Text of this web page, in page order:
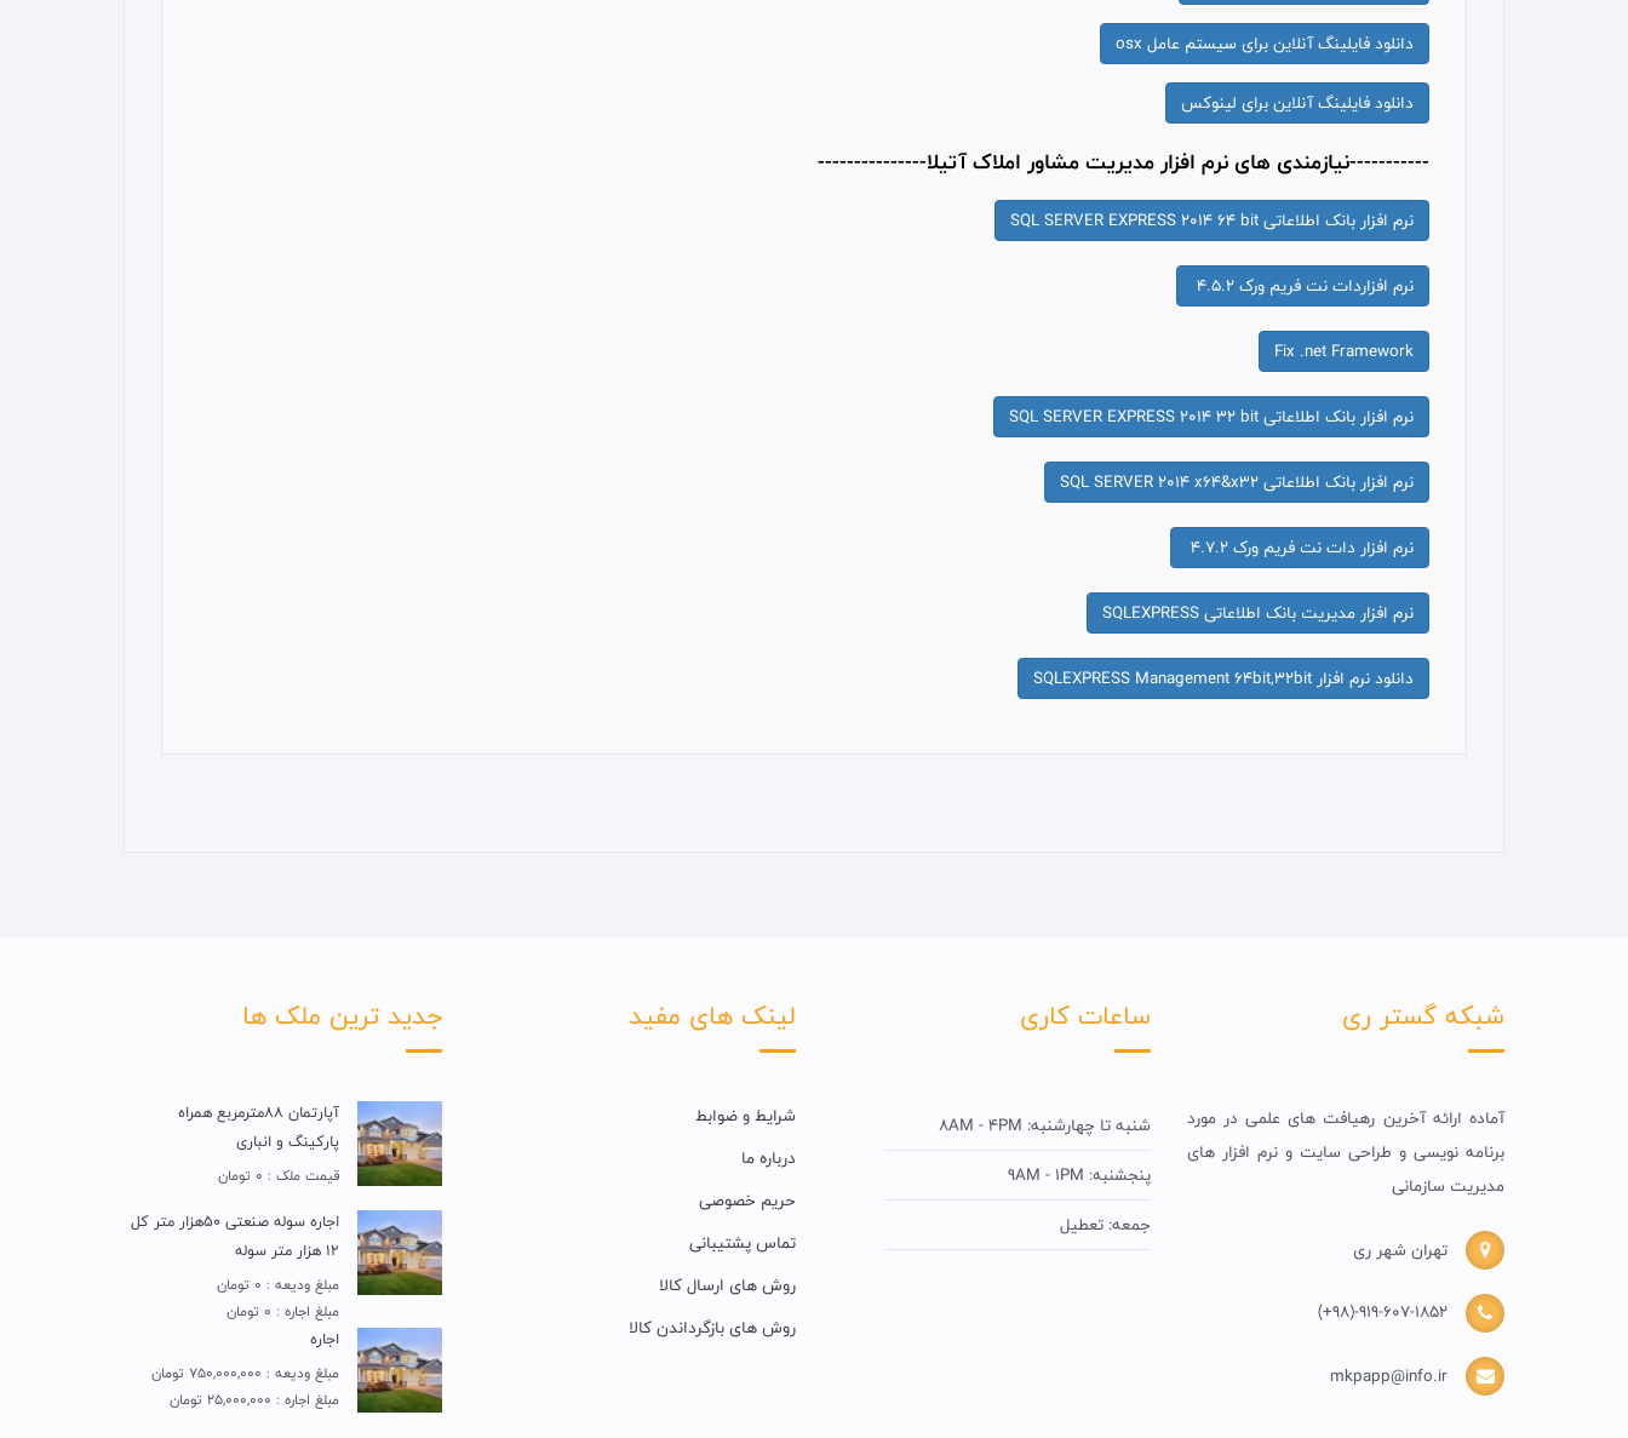
دانلود فایلینگ آنلاین برای سیستم عامل osx
دانلود فایلینگ آنلاین برای لینوکس
-----------نیازمندی های نرم افزار مدیریت مشاور املاک آتیلا---------------
نرم افزار بانک اطلاعاتی SQL SERVER EXPRESS 2014 64 bit
نرم افزاردات نت فریم ورک 4.5.2
Fix .net Framework
نرم افزار بانک اطلاعاتی SQL SERVER EXPRESS 2014 32 bit
نرم افزار بانک اطلاعاتی SQL SERVER 2014 x64&x32
نرم افزار دات نت فریم ورک 4.7.2
نرم افزار مدیریت بانک اطلاعاتی SQLEXPRESS
دانلود نرم افزار SQLEXPRESS Management 64bit,32bit
شبکه گستر ری
آماده ارائه آخرین رهیافت های علمی در مورد
برنامه نویسی و طراحی سایت و نرم افزار های
مدیریت سازمانی
تهران شهر ری
(+98)-919-607-1852
mkpapp@info.ir
ساعات کاری
شنبه تا چهارشنبه: 8AM - 4PM
پنجشنبه: 9AM - 1PM
جمعه: تعطیل
لینک های مفید
شرایط و ضوابط
درباره ما
حریم خصوصی
تماس پشتیبانی
روش های ارسال کالا
روش های بازگرداندن کالا
جدید ترین ملک ها
آپارتمان 88مترمربع همراه
پارکینگ و انباری
قیمت ملک : 0 تومان
اجاره سوله صنعتی 50هزار متر کل
12 هزار متر سوله
مبلغ ودیعه : 0 تومان
مبلغ اجاره : 0 تومان
اجاره
مبلغ ودیعه : 750,000,000 تومان
مبلغ اجاره : 25,000,000 تومان